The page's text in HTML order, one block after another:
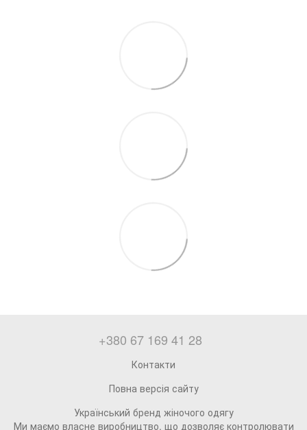
+380 67 169 41 28
Контакти
Повна версія сайту
Український бренд жіночого одягу
Ми маємо власне виробництво, що дозволяє контролювати